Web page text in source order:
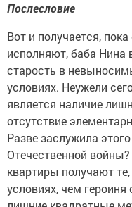
Послесловие
Вот и получается,
исполняют, баба
старость в
условиях. Неужели
является наличие
отсутствие
Разве заслужила
Отечественной
квартиры получают
условиях, чем героиня